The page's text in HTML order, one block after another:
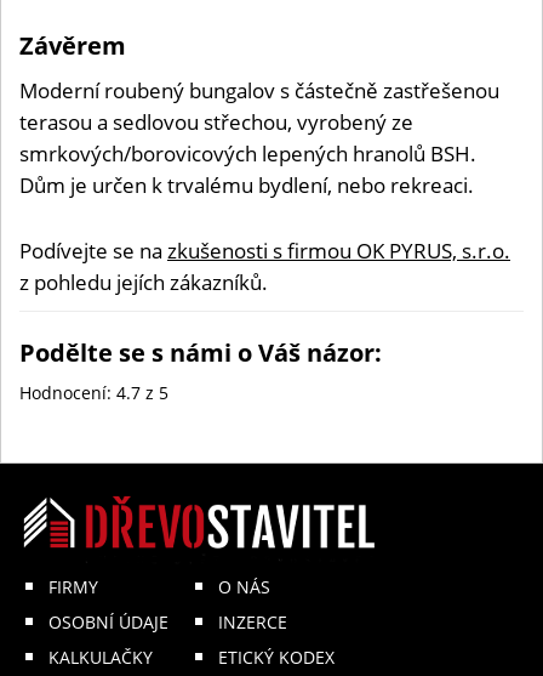
Závěrem
Moderní roubený bungalov s částečně zastřešenou
terasou a sedlovou střechou, vyrobený ze
smrkových/borovicových lepených hranolů BSH.
Dům je určen k trvalému bydlení, nebo rekreaci.
Podívejte se na zkušenosti s firmou OK PYRUS, s.r.o.
z pohledu jejích zákazníků.
Podělte se s námi o Váš názor:
Hodnocení: 4.7 z 5
FIRMY
OSOBNÍ ÚDAJE
KALKULAČKY
O NÁS
INZERCE
ETICKÝ KODEX